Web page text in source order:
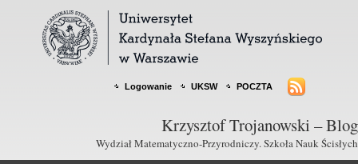
Logowanie UKSW POCZTA
Krzysztof Trojanowski – Blog
Wydział Matematyczno-Przyrodniczy. Szkoła Nauk Ścisłych